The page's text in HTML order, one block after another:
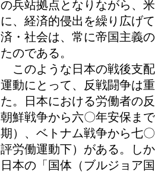
の兵站拠点となりながら、
に、経済的侵出を繰り広げ
済・社会は、常に帝国主義
たのである。
このような日本の戦後支
運動にとって、反戦闘争は
た。日本における労働者の
朝鮮戦争から六〇年安保ま
期）、ベトナム戦争から七
評労働運動下）がある。し
日本の「国体（ブルジョア